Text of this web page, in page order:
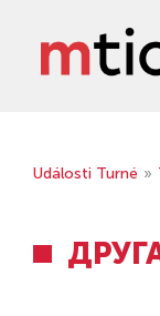
Události Turné »